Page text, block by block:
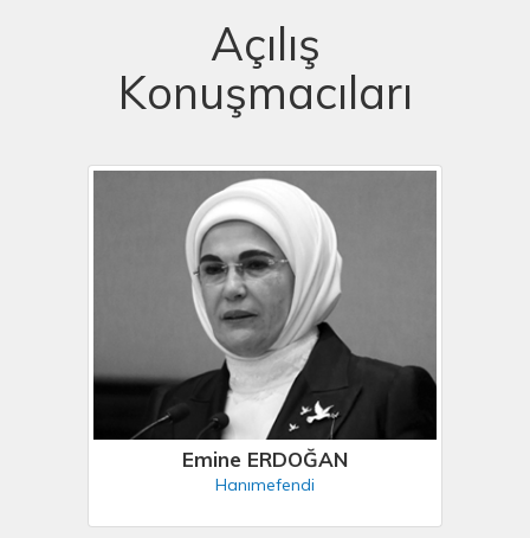
Açılış
Konuşmacıları
Emine ERDOĞAN
Hanımefendi